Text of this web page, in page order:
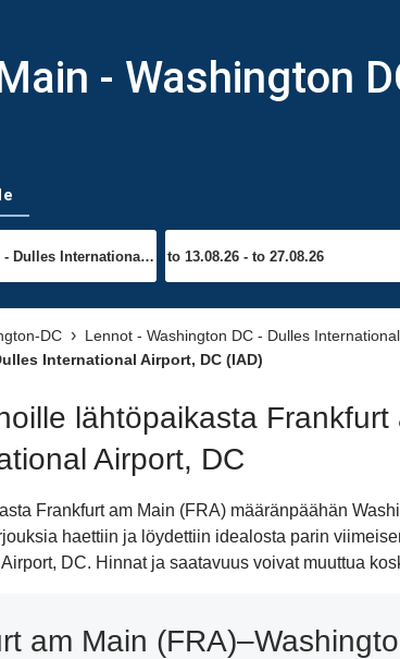
- Washington
DC
Lennot - Washington DC - Dulles
International Airport, DC (IAD)
lähtöpaikasta
Airport, DC
Frankfurt am Main (FRA) määränpäähän
haettiin ja löydettiin idealosta parin
DC. Hinnat ja saatavuus voivat muuttua
am Main